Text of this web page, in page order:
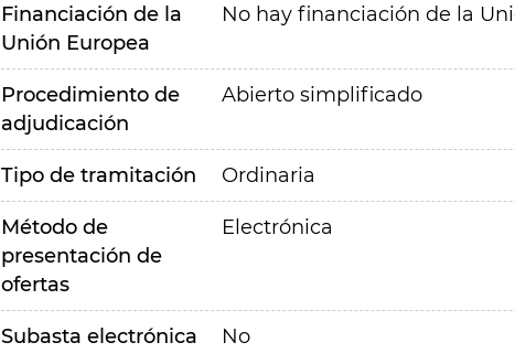
Financiación de la
Unión Europea
No hay financiación de la
Procedimiento de
adjudicación
Abierto simplificado
Tipo de tramitación Ordinaria
Método de
presentación de
ofertas
Electrónica
Subasta electrónica No